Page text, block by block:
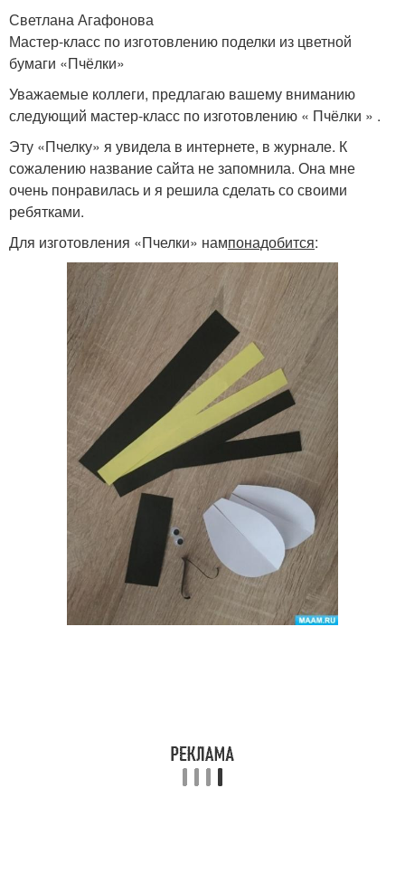
Светлана Агафонова
Мастер-класс по изготовлению поделки из цветной
бумаги «Пчёлки»
Уважаемые коллеги, предлагаю вашему вниманию
следующий мастер-класс по изготовлению « Пчёлки » .
Эту «Пчелку» я увидела в интернете, в журнале. К
сожалению название сайта не запомнила. Она мне
очень понравилась и я решила сделать со своими
ребятками.
Для изготовления «Пчелки» нампонадобится: